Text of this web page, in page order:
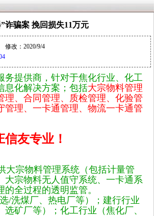
诈骗案 挽回损失11万元
改：2020/9/4
提供商，针对于焦化行业、化工
息化解决方案；包括大宗物料管理
理、合同管理、质检管理、化验管
理、一卡通管理、物流一卡通管
友专业！
大宗物料管理系统（包括计量管
大宗物料无人值守系统、一卡通系
全过程的透明监管。
/洗煤厂、热电厂等）；建行行业
矿厂等）；化工行业（焦化厂、